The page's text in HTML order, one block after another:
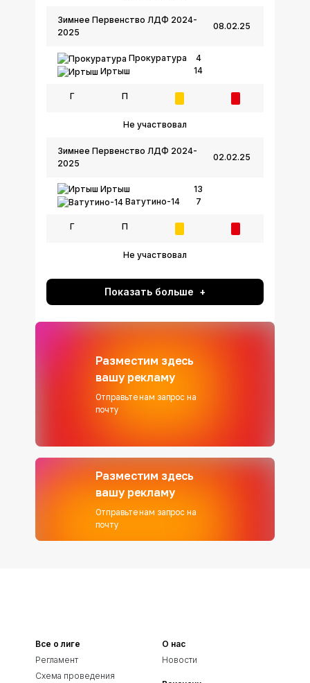
08.02.25
Зимнее Первенство ЛДФ 2024-
2025
Прокуратура
Иртыш
4
14
Г П
Не участвовал
02.02.25
Зимнее Первенство ЛДФ 2024-
2025
Иртыш
Ватутино-14
13
7
Г П
Не участвовал
Показать больше
Разместим здесь
вашу рекламу
Отправьте нам запрос на
почту
Разместим здесь
вашу рекламу
Отправьте нам запрос на
почту
Все о лиге
Регламент
Схема проведения
О нас
Новости